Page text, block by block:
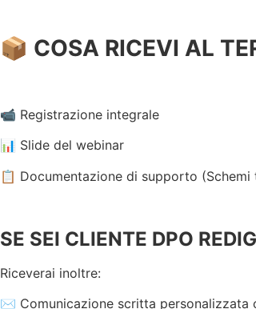
📦 COSA RICEVI AL
📹 Registrazione integrale
📊 Slide del webinar
📋 Documentazione di supporto
SE SEI CLIENTE DPO
Riceverai inoltre:
✉️ Comunicazione scritta personalizzata